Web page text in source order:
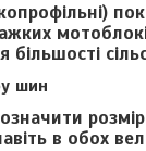
більшості
шин
в обох